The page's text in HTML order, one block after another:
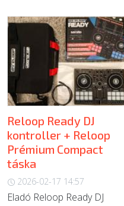
Reloop Ready DJ
kontroller + Reloop
Prémium Compact
táska
2026-02-17 14:57
Eladó Reloop Ready DJ